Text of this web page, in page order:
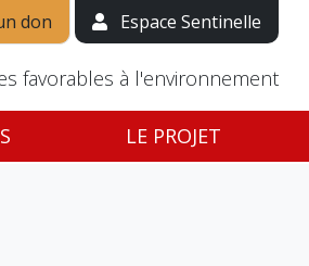
don Espace Sentinelle
favorables à l'environnement
LE PROJET